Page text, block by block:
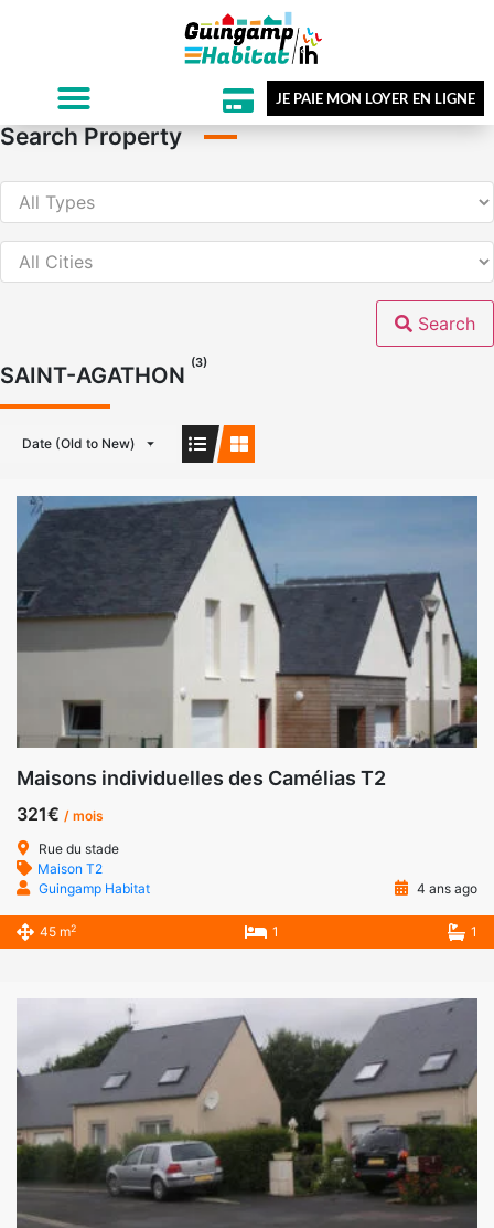
JE PAIE MON LOYER EN LIGNE
Search Property
Search
SAINT-AGATHON (3)
Date (Old to New)
Maisons individuelles des Camélias T2
321€ / mois
Rue du stade
Maison T2
Guingamp Habitat
4 ans ago
45 m2 1 1